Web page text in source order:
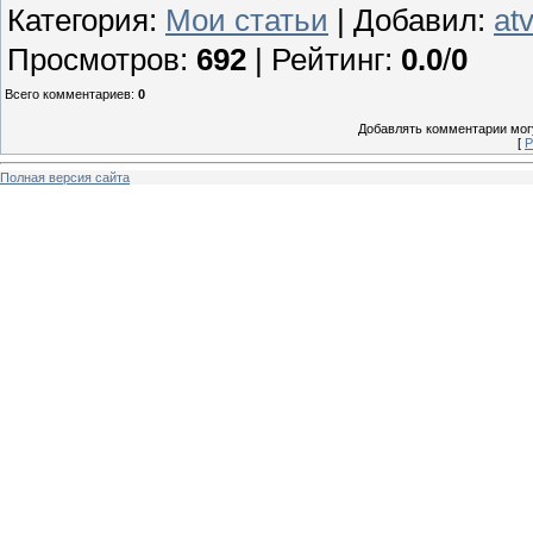
Категория: Мои статьи Добавил: atv
Просмотров: 692 Рейтинг: 0.0/0
Всего комментариев: 0
Добавлять комментарии
[
Полная версия сайта